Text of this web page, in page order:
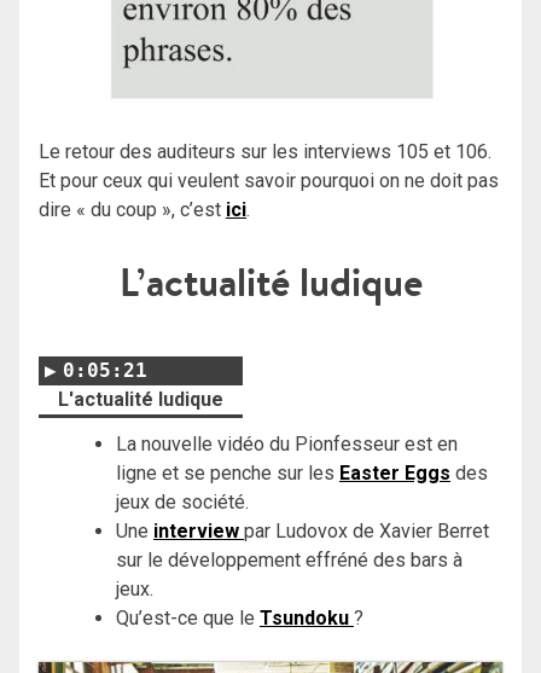
Le retour des auditeurs sur les interviews 105 et 106.
Et pour ceux qui veulent savoir pourquoi on ne doit pas
dire « du coup », c’est ici.
L’actualité ludique
0:05:21
L'actualité ludique
La nouvelle vidéo du Pionfesseur est en
ligne et se penche sur les Easter Eggs des
jeux de société.
Une interview par Ludovox de Xavier Berret
sur le développement effréné des bars à
jeux.
Qu’est-ce que le Tsundoku ?